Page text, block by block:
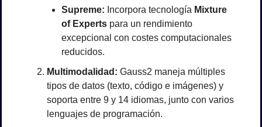
Supreme: Incorpora tecnología Mixture
of Experts para un rendimiento
excepcional con costes computacionales
reducidos.
Multimodalidad: Gauss2 maneja múltiples
tipos de datos (texto, código e imágenes) y
soporta entre 9 y 14 idiomas, junto con varios
lenguajes de programación.